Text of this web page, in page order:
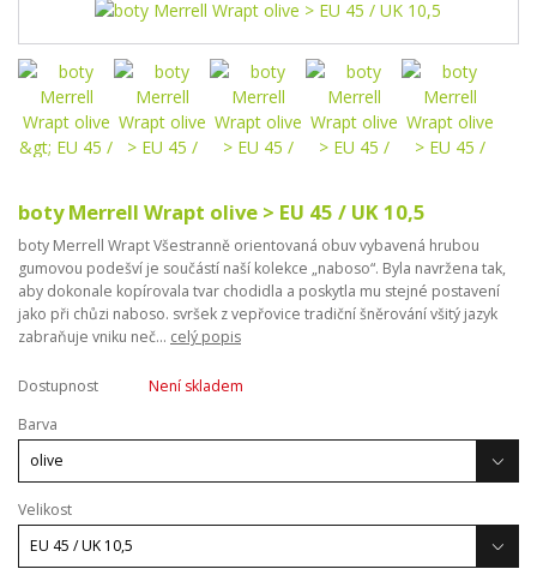
boty Merrell Wrapt olive > EU 45 / UK 10,5
boty Merrell Wrapt Všestranně orientovaná obuv vybavená hrubou
gumovou podešví je součástí naší kolekce „naboso“. Byla navržena tak,
aby dokonale kopírovala tvar chodidla a poskytla mu stejné postavení
jako při chůzi naboso. svršek z vepřovice tradiční šněrování všitý jazyk
zabraňuje vniku neč... celý popis
Dostupnost
Není skladem
Barva
Velikost